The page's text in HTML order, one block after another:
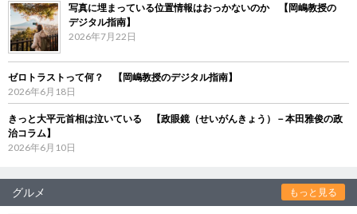
写真に埋まっている位置情報はおっかないのか 【岡嶋教授の
デジタル指南】
2026年7月22日
ゼロトラストって何？ 【岡嶋教授のデジタル指南】
2026年6月18日
きっと大平元首相は泣いている 【政眼鏡（せいがんきょう）－本田雅俊の政
治コラム】
2026年6月10日
グルメ もっと見る